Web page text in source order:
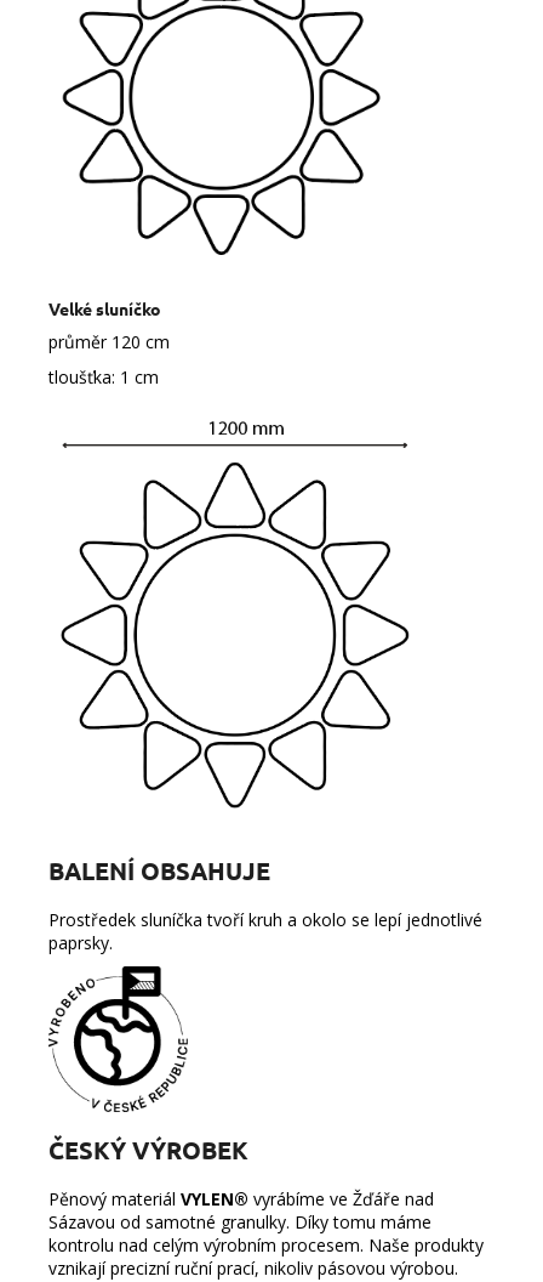
Velké sluníčko
průměr 120 cm
tloušťka: 1 cm
BALENÍ OBSAHUJE
Prostředek sluníčka tvoří kruh a okolo se lepí jednotlivé
paprsky.
ČESKÝ VÝROBEK
Pěnový materiál VYLEN® vyrábíme ve Žďáře nad
Sázavou od samotné granulky. Díky tomu máme
kontrolu nad celým výrobním procesem. Naše produkty
vznikají precizní ruční prací, nikoliv pásovou výrobou.